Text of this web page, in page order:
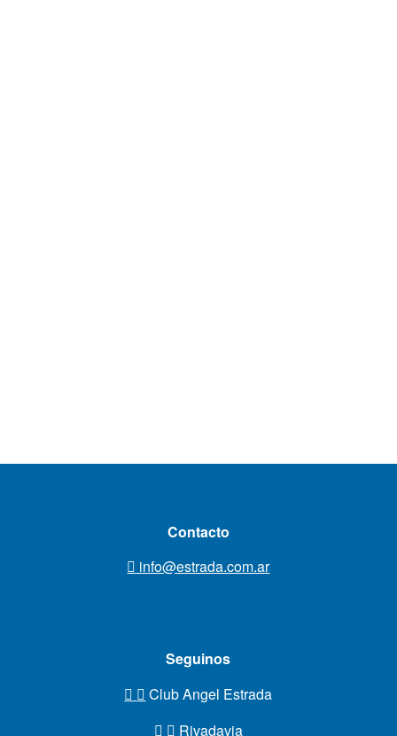
Contacto
info@estrada.com.ar
Seguinos
Club Angel Estrada
Rivadavia